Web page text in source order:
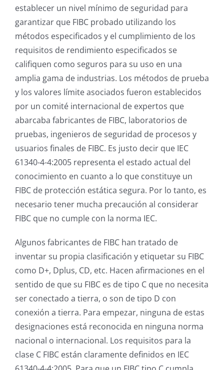
establecer un nivel mínimo de seguridad para
garantizar que FIBC probado utilizando los
métodos especificados y el cumplimiento de los
requisitos de rendimiento especificados se
califiquen como seguros para su uso en una
amplia gama de industrias. Los métodos de prueba
y los valores límite asociados fueron establecidos
por un comité internacional de expertos que
abarcaba fabricantes de FIBC, laboratorios de
pruebas, ingenieros de seguridad de procesos y
usuarios finales de FIBC. Es justo decir que IEC
61340-4-4:2005 representa el estado actual del
conocimiento en cuanto a lo que constituye un
FIBC de protección estática segura. Por lo tanto, es
necesario tener mucha precaución al considerar
FIBC que no cumple con la norma IEC.
Algunos fabricantes de FIBC han tratado de
inventar su propia clasificación y etiquetar su FIBC
como D+, Dplus, CD, etc. Hacen afirmaciones en el
sentido de que su FIBC es de tipo C que no necesita
ser conectado a tierra, o son de tipo D con
conexión a tierra. Para empezar, ninguna de estas
designaciones está reconocida en ninguna norma
nacional o internacional. Los requisitos para la
clase C FIBC están claramente definidos en IEC